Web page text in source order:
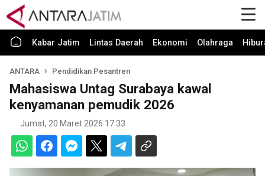
Kabar Jatim Lintas Daerah Ekonomi Olahraga
ANTARA Pendidikan Pesantren
Mahasiswa Untag Surabaya kawal
kenyamanan pemudik 2026
Jumat, 20 Maret 2026 17:33